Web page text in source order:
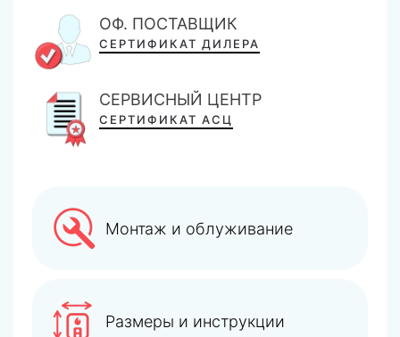
ОФ. ПОСТАВЩИК
СЕРТИФИКАТ ДИЛЕРА
СЕРВИСНЫЙ ЦЕНТР
СЕРТИФИКАТ АСЦ
Монтаж и облуживание
Размеры и инструкции